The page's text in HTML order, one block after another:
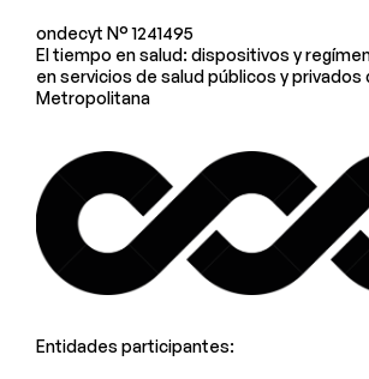
ondecyt N° 1241495
El tiempo en salud: dispositivos y
en servicios de salud públicos y privados
Metropolitana
Entidades participantes: